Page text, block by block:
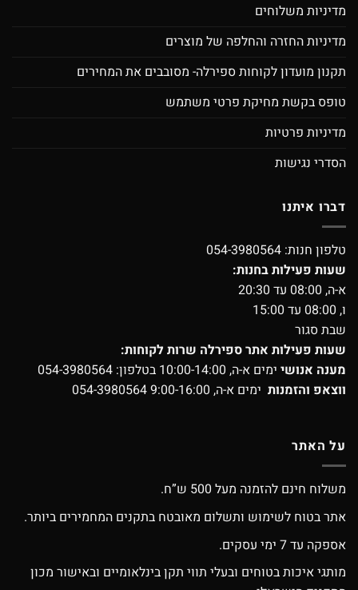
מדיניות משלוחים
מדיניות החזרה והחלפה של מוצרים
תקנון מועדון לקוחות ספירלה- מסובבים את המחירים
טופס בקשת מחיקת פרטי משתמש
מדיניות פרטיות
הסדרי נגישות
דברו איתנו
טלפון חנות:054-3980564
שעות פעילות בחנות:
א-ה, 08:00 עד 20:30
ו, 08:00 עד 15:00
שבת סגור
שעות פעילות אתר ספירלה שרות לקוחות:
מענה אנושיימים א-ה, 10:00-14:00 בטלפון:
054-3980564
ווצאפ והזמנותימים א-ה, 9:00-16:00 054-3980564
על האתר
משלוח חינם להזמנה מעל 500 ש”ח.
אתר בטוח לשימוש ותשלום מאובטח בתקנים המחמירים ביותר.
אספקה עד 7 ימי עסקים.
מותגי איכות בטוחים ובעלי תווי תקן בינלאומיים ובאישור מכון